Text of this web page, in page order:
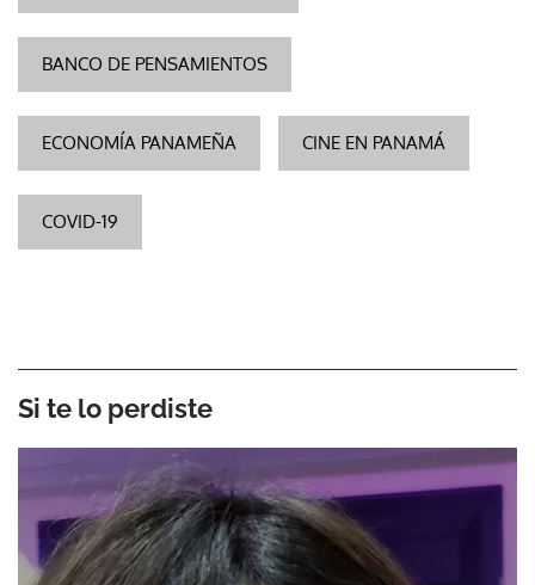
BANCO DE PENSAMIENTOS
ECONOMÍA PANAMEÑA CINE EN PANAMÁ
COVID-19
Si te lo perdiste